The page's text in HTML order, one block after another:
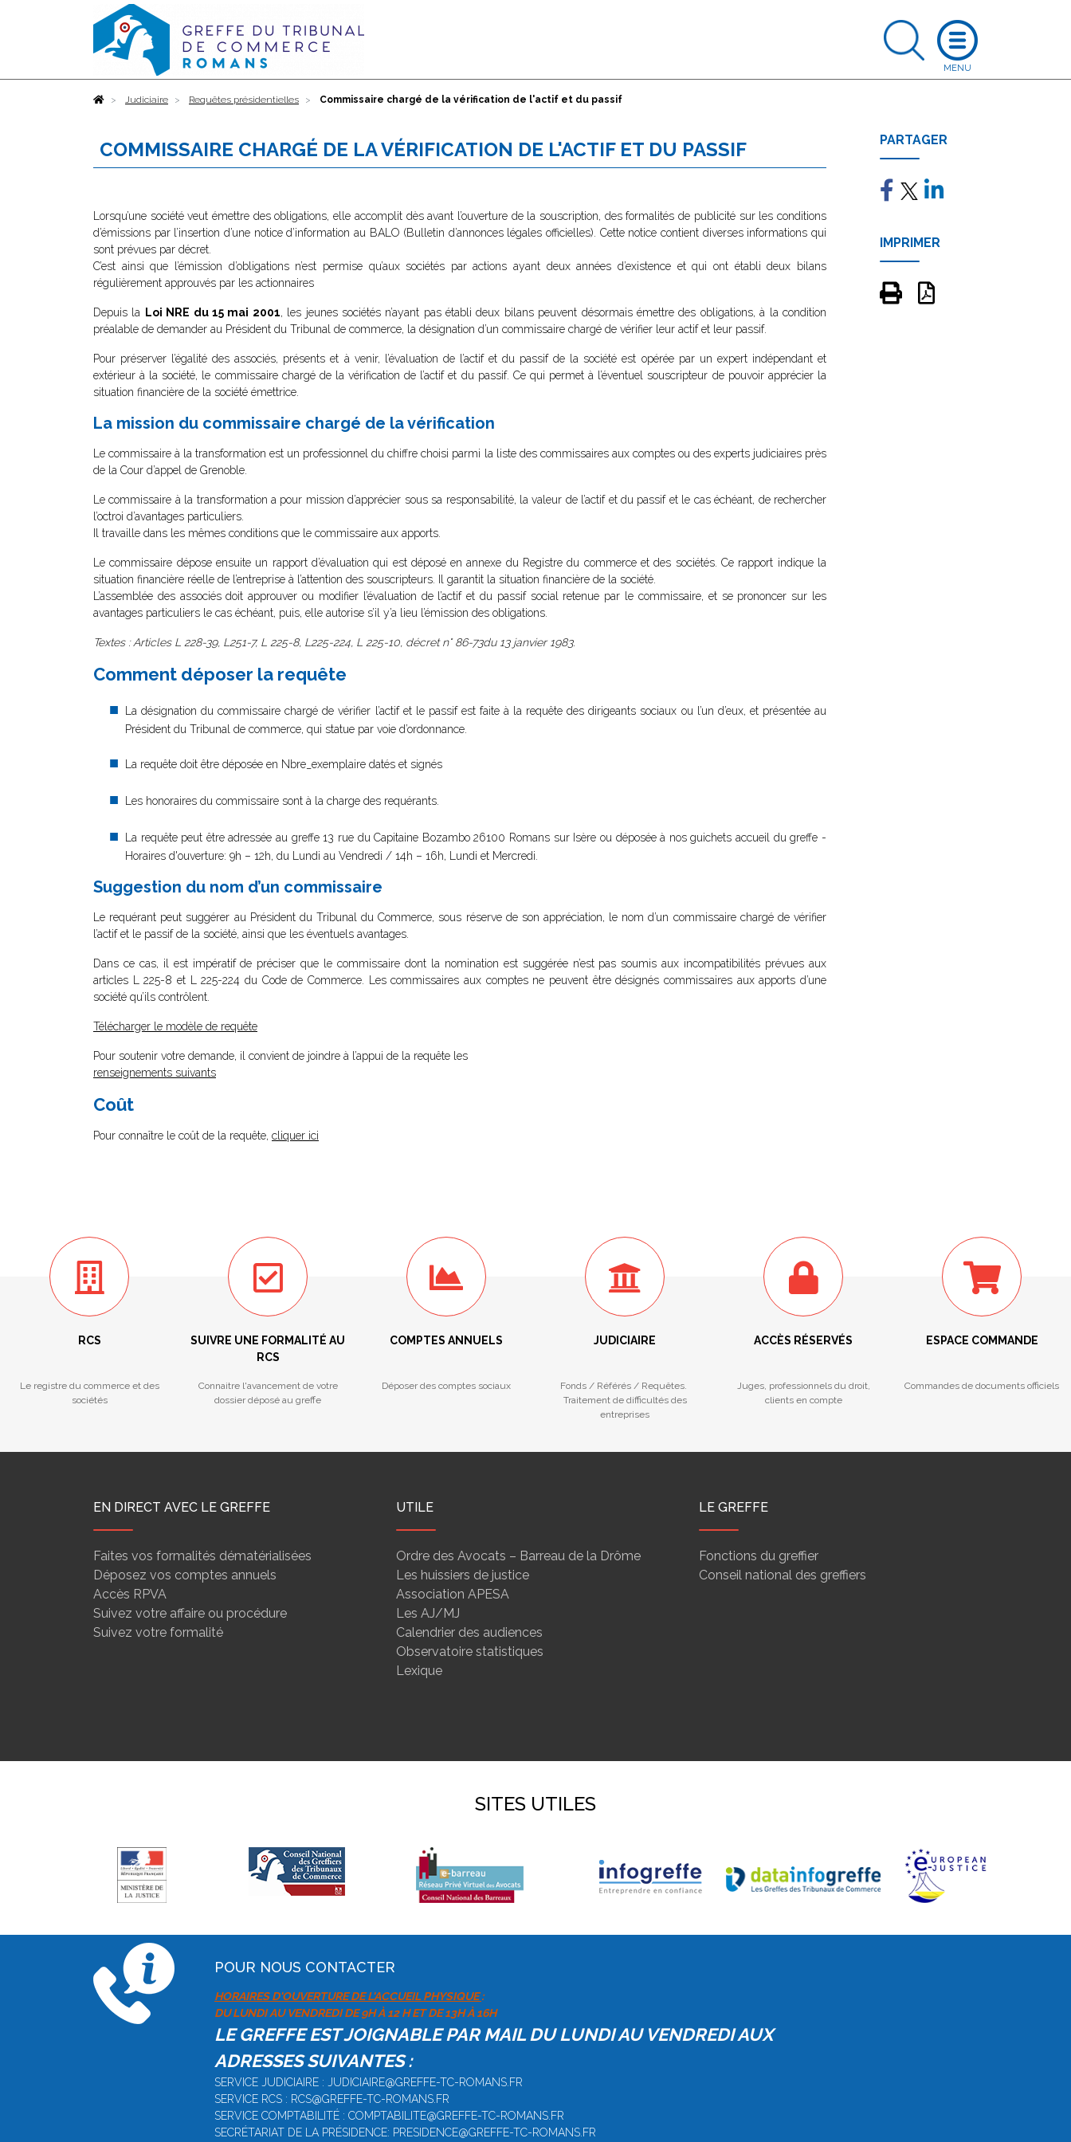
AccueilJudiciaire Requêtes présidentielles Commissaire chargé de la vérification de l'actif et du passif
COMMISSAIRE CHARGÉ DE LA VÉRIFICATION DE L'ACTIF ET DU PASSIF
Lorsqu’une société veut émettre des obligations, elle accomplit dès avant l’ouverture de la souscription, des formalités de publicité sur les conditions
d’émissions par l’insertion d’une notice d’information au BALO (Bulletin d’annonces légales officielles). Cette notice contient diverses informations qui
sont prévues par décret.
C’est ainsi que l’émission d’obligations n’est permise qu’aux sociétés par actions ayant deux années d’existence et qui ont établi deux bilans
régulièrement approuvés par les actionnaires
Depuis la Loi NRE du 15 mai 2001, les jeunes sociétés n’ayant pas établi deux bilans peuvent désormais émettre des obligations, à la condition
préalable de demander au Président du Tribunal de commerce, la désignation d’un commissaire chargé de vérifier leur actif et leur passif.
Pour préserver l’égalité des associés, présents et à venir, l’évaluation de l’actif et du passif de la société est opérée par un expert indépendant et
extérieur à la société, le commissaire chargé de la vérification de l’actif et du passif. Ce qui permet à l’éventuel souscripteur de pouvoir apprécier la
situation financière de la société émettrice.
La mission du commissaire chargé de la vérification
Le commissaire à la transformation est un professionnel du chiffre choisi parmi la liste des commissaires aux comptes ou des experts judiciaires près
de la Cour d’appel de Grenoble.
Le commissaire à la transformation a pour mission d’apprécier sous sa responsabilité, la valeur de l’actif et du passif et le cas échéant, de rechercher
l’octroi d’avantages particuliers.
Il travaille dans les mêmes conditions que le commissaire aux apports.
Le commissaire dépose ensuite un rapport d’évaluation qui est déposé en annexe du Registre du commerce et des sociétés. Ce rapport indique la
situation financière réelle de l’entreprise à l’attention des souscripteurs. Il garantit la situation financière de la société.
L’assemblée des associés doit approuver ou modifier l’évaluation de l’actif et du passif social retenue par le commissaire, et se prononcer sur les
avantages particuliers le cas échéant, puis, elle autorise s’il y’a lieu l’émission des obligations.
Textes : Articles L 228-39, L251-7, L 225-8, L225-224, L 225-10, décret n° 86-73du 13 janvier 1983.
Comment déposer la requête
La désignation du commissaire chargé de vérifier l’actif et le passif est faite à la requête des dirigeants sociaux ou l’un d’eux, et présentée au
Président du Tribunal de commerce, qui statue par voie d’ordonnance.
La requête doit être déposée en Nbre_exemplaire datés et signés
Les honoraires du commissaire sont à la charge des requérants.
La requête peut être adressée au greffe 13 rue du Capitaine Bozambo 26100 Romans sur Isère ou déposée à nos guichets accueil du greffe -
Horaires d'ouverture: 9h – 12h, du Lundi au Vendredi / 14h – 16h, Lundi et Mercredi.
Suggestion du nom d’un commissaire
Le requérant peut suggérer au Président du Tribunal du Commerce, sous réserve de son appréciation, le nom d’un commissaire chargé de vérifier
l’actif et le passif de la société, ainsi que les éventuels avantages.
Dans ce cas, il est impératif de préciser que le commissaire dont la nomination est suggérée n’est pas soumis aux incompatibilités prévues aux
articles L 225-8 et L 225-224 du Code de Commerce. Les commissaires aux comptes ne peuvent être désignés commissaires aux apports d’une
société qu’ils contrôlent.
Télécharger le modèle de requête
Pour soutenir votre demande, il convient de joindre à l’appui de la requête les
renseignements suivants
Coût
Pour connaître le coût de la requête, cliquer ici
PARTAGER
IMPRIMER
RCS
Le registre du commerce et des
sociétés
SUIVRE UNE FORMALITÉ AU
RCS
Connaitre l'avancement de votre
dossier déposé au greffe
COMPTES ANNUELS
Déposer des comptes sociaux
JUDICIAIRE
Fonds / Référés / Requêtes.
Traitement de difficultés des
entreprises
ACCÈS RÉSERVÉS
Juges, professionnels du droit,
clients en compte
ESPACE COMMANDE
Commandes de documents officiels
EN DIRECT AVEC LE GREFFE
Faites vos formalités dématérialisées
Déposez vos comptes annuels
Accès RPVA
Suivez votre affaire ou procédure
Suivez votre formalité
UTILE
Ordre des Avocats – Barreau de la Drôme
Les huissiers de justice
Association APESA
Les AJ/MJ
Calendrier des audiences
Observatoire statistiques
Lexique
LE GREFFE
Fonctions du greffier
Conseil national des greffiers
SITES UTILES
POUR NOUS CONTACTER
HORAIRES D'OUVERTURE DE L'ACCUEIL PHYSIQUE:
DU LUNDI AU VENDREDI DE 9H À 12 H ET DE 13H À 16H
LE GREFFE EST JOIGNABLE PAR MAIL DU LUNDI AU VENDREDI AUX
ADRESSES SUIVANTES :
SERVICE JUDICIAIRE : JUDICIAIRE@GREFFE-TC-ROMANS.FR
SERVICE RCS : RCS@GREFFE-TC-ROMANS.FR
SERVICE COMPTABILITÉ : COMPTABILITE@GREFFE-TC-ROMANS.FR
SECRÉTARIAT DE LA PRÉSIDENCE: PRESIDENCE@GREFFE-TC-ROMANS.FR